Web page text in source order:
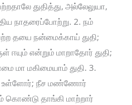
துதித்து, அல்லேலுயா,
நாதரைப்போற்று. 2. நம்
தயை நன்மைக்காய் துதி;
என்றும் மாறாதோர் துதி;
மா மகிமையாம் துதி. 3.
உள்ளோர்; நீச மண்ணோர்
கொண்டு தாங்கி மாற்றார்